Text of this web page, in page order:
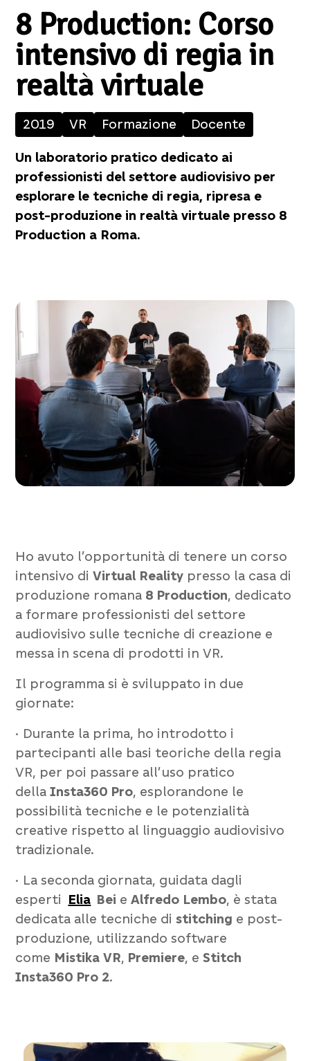
8 Production: Corso
intensivo di regia in
realtà virtuale
2019 VR Formazione Docente
Un laboratorio pratico dedicato ai
professionisti del settore audiovisivo per
esplorare le tecniche di regia, ripresa e
post-produzione in realtà virtuale presso 8
Production a Roma.
Ho avuto l’opportunità di tenere un corso
intensivo diVirtual Reality presso la casa di
produzione romana 8 Production, dedicato
a formare professionisti del settore
audiovisivo sulle tecniche di creazione e
messa in scena di prodotti in VR.
Il programma si è sviluppato in due
giornate:
• Durante la prima, ho introdotto i
partecipanti alle basi teoriche della regia
VR, per poi passare all’uso pratico
dellaInsta360 Pro, esplorandone le
possibilità tecniche e le potenzialità
creative rispetto al linguaggio audiovisivo
tradizionale.
• La seconda giornata, guidata dagli
esperti Elia Bei eAlfredo Lembo, è stata
dedicata alle tecniche distitching e post-
produzione, utilizzando software
come Mistika VR, Premiere, eStitch
Insta360 Pro 2.